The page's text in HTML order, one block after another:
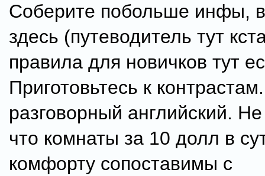
Соберите побольше инфы,
здесь (путеводитель тут
правила для новичков тут
Приготовьтесь к
разговорный английский.
что комнаты за 10 долл в
комфорту сопоставимы с